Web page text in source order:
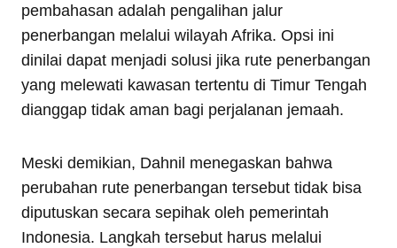
pembahasan adalah pengalihan jalur
penerbangan melalui wilayah Afrika. Opsi ini
dinilai dapat menjadi solusi jika rute penerbangan
yang melewati kawasan tertentu di Timur Tengah
dianggap tidak aman bagi perjalanan jemaah.
Meski demikian, Dahnil menegaskan bahwa
perubahan rute penerbangan tersebut tidak bisa
diputuskan secara sepihak oleh pemerintah
Indonesia. Langkah tersebut harus melalui